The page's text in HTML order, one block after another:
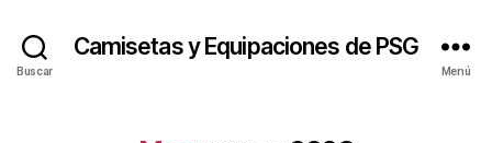
Buscar
Camisetas y Equipaciones de PSG
Menú